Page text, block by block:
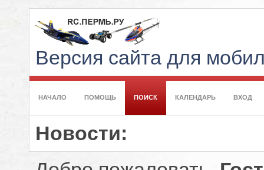
Версия сайта для
НАЧАЛО ПОМОЩЬ ПОИСК КАЛЕНДАРЬ ВХОД
Новости: